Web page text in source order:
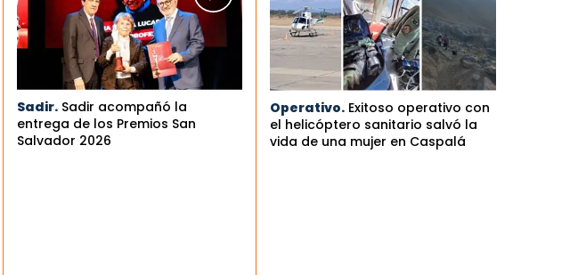
Sadir. Sadir acompañó la
entrega de los Premios San
Salvador 2026
Operativo. Exitoso operativo con
el helicóptero sanitario salvó la
vida de una mujer en Caspalá